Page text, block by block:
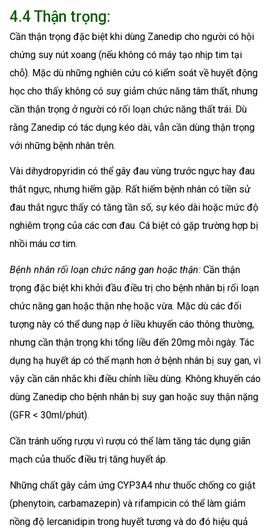
4.4 Thận trọng:
Cần thận trọng đặc biệt khi dùng Zanedip cho người có hội
chứng suy nút xoang (nếu không có máy tạo nhịp tim tại
chỗ). Mặc dù những nghiên cứu có kiểm soát về huyết động
học cho thấy không có suy giảm chức năng tâm thất, nhưng
cần thận trọng ở người có rối loạn chức năng thất trái. Dù
rằng Zanedip có tác dụng kéo dài, vẫn cần dùng thận trọng
với những bệnh nhân trên.
Vài dihydropyridin có thể gây đau vùng trước ngực hay đau
thắt ngực, nhưng hiếm gặp. Rất hiếm bệnh nhân có tiền sử
đau thắt ngực thấy có tăng tần số, sự kéo dài hoặc mức độ
nghiêm trọng của các cơn đau. Cá biệt có gặp trường hợp bị
nhồi máu cơ tim.
Bệnh nhân rối loạn chức năng gan hoặc thận: Cần thận
trọng đặc biệt khi khởi đầu điều trị cho bệnh nhân bị rối loạn
chức năng gan hoặc thận nhẹ hoặc vừa. Mặc dù các đối
tượng này có thể dung nạp ở liều khuyến cáo thông thường,
nhưng cần thận trọng khi tổng liều đến 20mg mỗi ngày. Tác
dụng hạ huyết áp có thể mạnh hơn ở bệnh nhân bị suy gan, vì
vậy cần cân nhắc khi điều chỉnh liều dùng. Không khuyến cáo
dùng Zanedip cho bệnh nhân bị suy gan hoặc suy thận nặng
(GFR < 30ml/phút).
Cần tránh uống rượu vì rượu có thể làm tăng tác dụng giãn
mạch của thuốc điều trị tăng huyết áp.
Những chất gây cảm ứng CYP3A4 như thuốc chống co giật
(phenytoin, carbamazepin) và rifampicin có thể làm giảm
nồng độ lercanidipin trong huyết tương và do đó hiệu quả